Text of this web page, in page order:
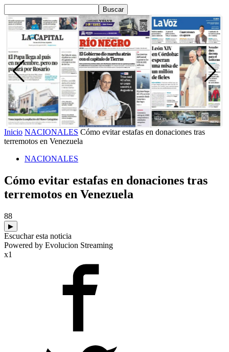
Inicio NACIONALES Cómo evitar estafas en donaciones tras
terremotos en Venezuela
NACIONALES
Cómo evitar estafas en donaciones tras
terremotos en Venezuela
88
▶
Escuchar esta noticia
Powered by Evolucion Streaming
x1